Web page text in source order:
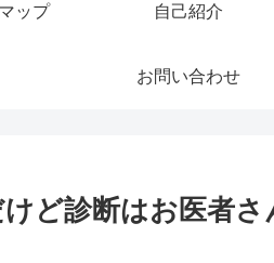
ップ 自己紹介
お問い合わせ
ど診断はお医者さ